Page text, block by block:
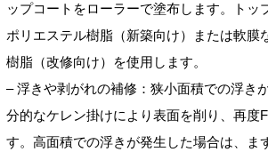
ップコートをローラーで塗布します。トッ
ポリエステル樹脂（新築向け）または軟膜
樹脂（改修向け）を使用します。
– 浮きや剥がれの補修：狭小面積での浮き
分的なケレン掛けにより表面を削り、再度
す。高面積での浮きが発生した場合は、ま